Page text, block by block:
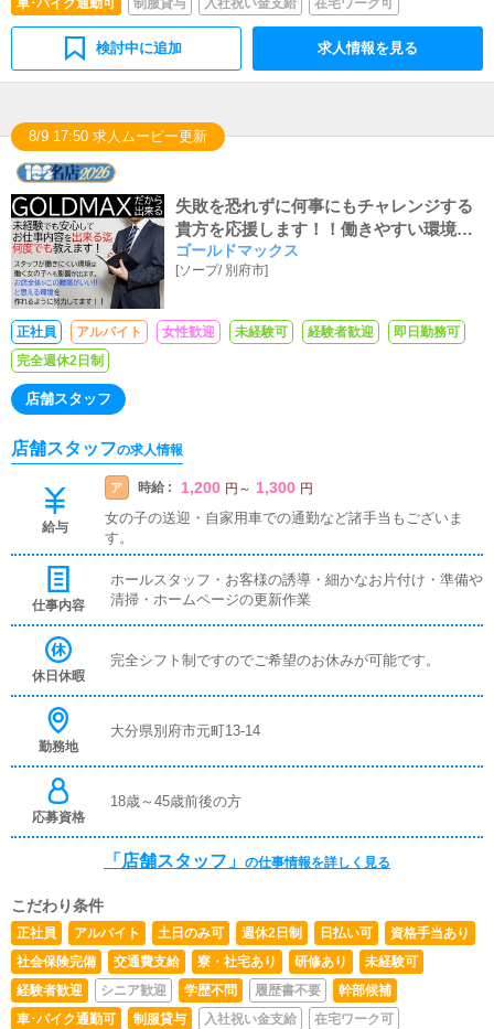
車･バイク通勤可 制服貸与 入社祝い金支給 在宅ワーク可
検討中に追加 求人情報を見る
8/9 17:50 求人ムービー更新
失敗を恐れずに何事にもチャレンジする
貴方を応援します！！働きやすい環境で
共に職場を作りましょう！！アルバイト
時給も『県内最高値1300円～可能！！』
しい先輩がご指導します♬
ゴールドマックス
[ソープ/ 別府市]
正社員 アルバイト 女性歓迎 未経験可 経験者歓迎
即日勤務可
完全週休2日制
店舗スタッフ
店舗スタッフの求人情報
給与
ア 時給 : 1,200 円 ～ 1,300 円
女の子の送迎・自家用車での通勤など諸手当もございま
す。
仕事内容
ホールスタッフ・お客様の誘導・細かなお片付け・準備や
清掃・ホームページの更新作業
休日休暇
完全シフト制ですのでご希望のお休みが可能です。
勤務地
大分県別府市元町13-14
応募資格
18歳～45歳前後の方
「店舗スタッフ」 の仕事情報を詳しく見る
こだわり条件
正社員 アルバイト 土日のみ可 週休2日制 日払い可
資格手当あり
社会保険完備
交通費支給 寮・社宅あり 研修あり
未経験可
経験者歓迎
シニア歓迎 学歴不問 履歴書不要
幹部候補
車･バイク通勤可
制服貸与 入社祝い金支給 在宅ワーク可